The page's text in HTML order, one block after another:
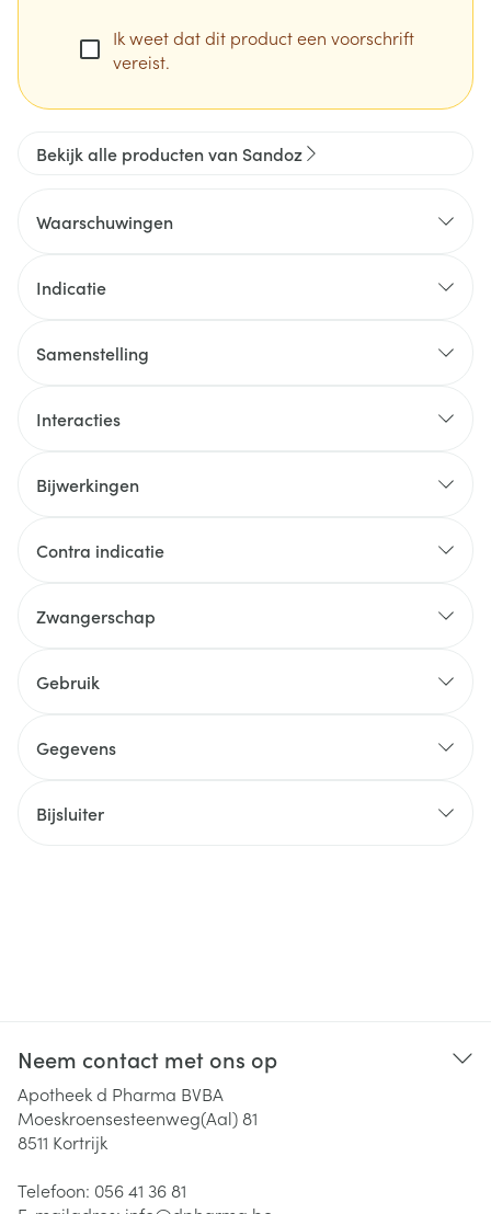
Ik weet dat dit product een voorschrift
vereist.
Bekijk alle producten van Sandoz
Waarschuwingen
Indicatie
Samenstelling
Interacties
Bijwerkingen
Contra indicatie
Zwangerschap
Gebruik
Gegevens
Bijsluiter
Neem contact met ons op
Apotheek d Pharma BVBA
Moeskroensesteenweg(Aal) 81
8511 Kortrijk
Telefoon: 056 41 36 81